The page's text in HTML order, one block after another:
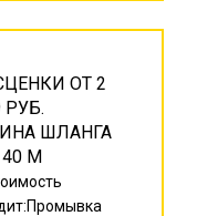
ОТ 2
РУБ.
ШЛАНГА
М